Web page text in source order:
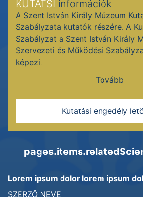
KUTATSI információk
A Szent István Király Múzeum
Szabályzata kutatók részére. A
Szabályzat a Szent István Király
Szervezeti és Működési
képezi.
Tovább
Kutatási engedély
Lorem ipsum dolor lorem ipsum
SZERZŐ NEVE